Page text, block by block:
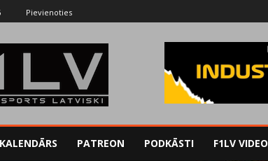
Pievienoties
KALENDĀRS PATREON PODKĀSTI F1LV VIDEO